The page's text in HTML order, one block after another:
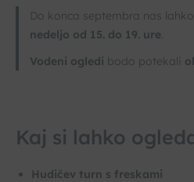
Do konca septembra nas
nedeljo od 15. do 19. ure.
Vodeni ogledi bodo potekali
Kaj si lahko
Hudičev turn s freskami